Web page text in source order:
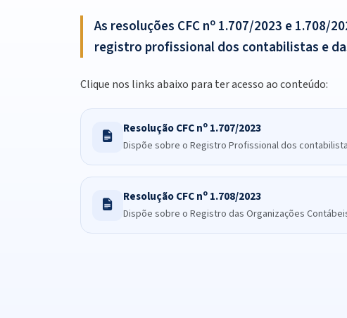
As resoluções CFC no 1.707/2023 e 1.708/
registro profissional dos contabilistas e
Clique nos links abaixo para ter acesso ao conteúdo:
Resolução CFC no 1.707/2023
Dispõe sobre o Registro Profissional dos
Resolução CFC no 1.708/2023
Dispõe sobre o Registro das Organizações